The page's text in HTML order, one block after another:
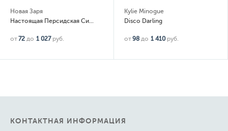
Новая Заря
Настоящая Персидская Сирень (True Persan Lilaс)
от72 до 1 027 руб.
Kylie Minogue
Disco Darling
от98 до 1 410 руб.
КОНТАКТНАЯ ИНФОРМАЦИЯ